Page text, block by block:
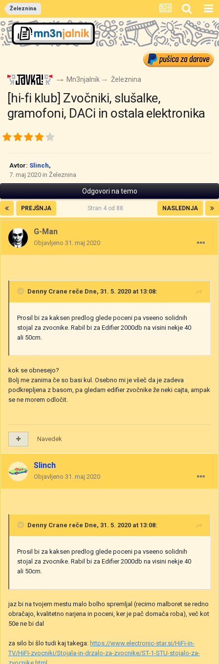
Železnina
Mn3njalnik Železnina
[hi-fi klub] Zvočniki, slušalke,
gramofoni, DACi in ostala elektronika
Avtor: Slinch,
7. maj 2020 in Železnina
Odgovori na temo
PREJŠNJA NASLEDNJA
Stran 4 od 88
G-Man
Objavljeno 31. maj 2020
Denny Crane reče Dne, 31. 5. 2020 at 13:08:
Prosil bi za kaksen predlog glede poceni pa vseeno solidnih
stojal za zvocnike. Rabil bi za Edifier 2000db na visini nekje 40
ali 50cm.
kok se obnesejo?
Bolj me zanima če so basi kul. Osebno mi je všeč da je zadeva
podkrepljena z basom, pa gledam edifier zvočnike že neki cajta, ampak
se ne morem odločit.
Navedek
Slinch
Objavljeno 31. maj 2020
Denny Crane reče Dne, 31. 5. 2020 at 13:08:
Prosil bi za kaksen predlog glede poceni pa vseeno solidnih
stojal za zvocnike. Rabil bi za Edifier 2000db na visini nekje 40
ali 50cm.
jaz bi na tvojem mestu malo bolho spremljal (recimo malboret se redno
obračajo, kvalitetno narjena in poceni, ker je pač domača roba), več kot
50e ne bi dal
za silo bi šlo tudi kaj takega: https://www.electronic-star.si/HiFi-in-
TV/HiFI-zvocniki/Stojala-in-drzalo-za-zvocnike/ST-1-STU-stojalo-za-